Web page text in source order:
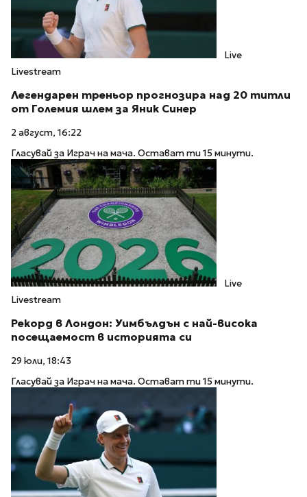
Live
Livestream
Легендарен треньор прогнозира над 20 титли
от Големия шлем за Яник Синер
2 август, 16:22
Гласувай за Играч на мача. Остават ти 15 минути.
Live
Livestream
Рекорд в Лондон: Уимбълдън с най-висока
посещаемост в историята си
29 юли, 18:43
Гласувай за Играч на мача. Остават ти 15 минути.